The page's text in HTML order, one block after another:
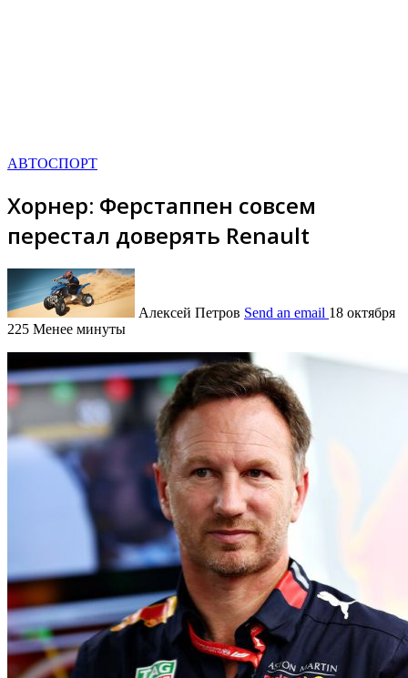
АВТОСПОРТ
Хорнер: Ферстаппен совсем
перестал доверять Renault
Алексей Петров Send an email 18 октября
225 Менее минуты